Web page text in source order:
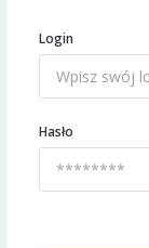
Login
Hasło